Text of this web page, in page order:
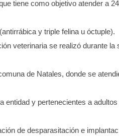
tiene como objetivo atender a
y triple felina u óctuple).
veterinaria se realizó durante la
de Natales, donde se
entidad y pertenecientes a
de desparasitación e